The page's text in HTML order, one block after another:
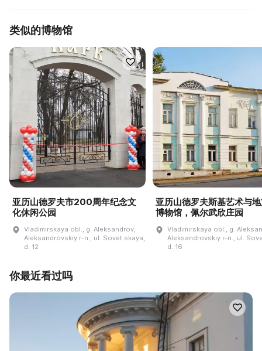
类似的博物馆
亚历山德罗夫市200周年纪念文
化休闲公园
Vladimirskaya obl., g. Aleksandrov,
Aleksandrovskiy r-n., ul. Sovet·skaya,
d. 12
亚历山德罗夫斯基艺术与
博物馆，佩尔武欣庄园
Vladimirskaya obl., g.
Aleksandrovskiy r-n., ul.
d. 16
你最近看过吗